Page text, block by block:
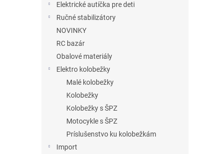
Elektrické autíčka pre deti
Ručné stabilizátory
NOVINKY
RC bazár
Obalové materiály
Elektro kolobežky
Malé kolobežky
Kolobežky
Kolobežky s ŠPZ
Motocykle s ŠPZ
Príslušenstvo ku kolobežkám
Import